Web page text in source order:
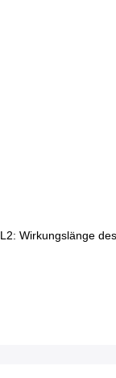
L2: Wirkungslänge